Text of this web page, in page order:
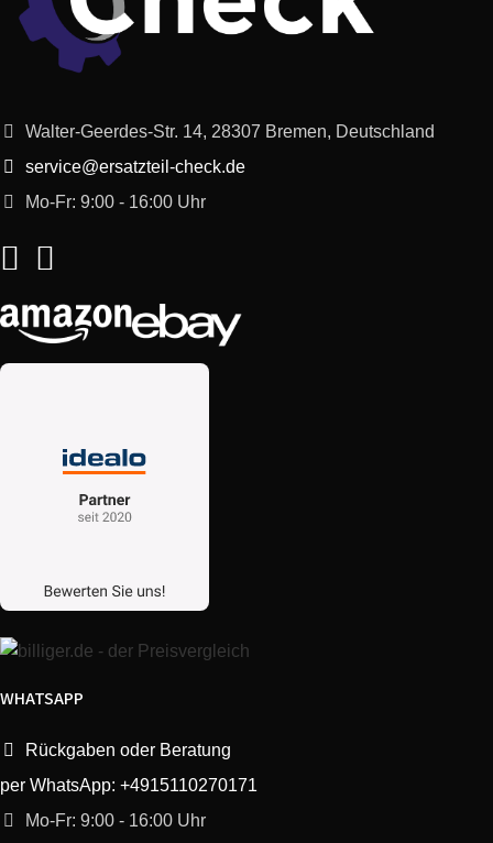
Walter-Geerdes-Str. 14, 28307 Bremen, Deutschland
service@ersatzteil-check.de
Mo-Fr: 9:00 - 16:00 Uhr
WHATSAPP
Rückgaben oder Beratung
per WhatsApp: +4915110270171
Mo-Fr: 9:00 - 16:00 Uhr